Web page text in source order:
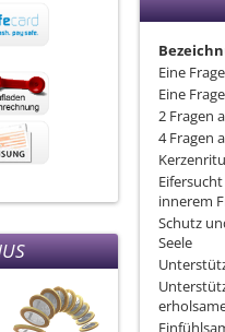
Eine
Eine
2 Fragen
4 Fragen
innerem
Schutz
Seele